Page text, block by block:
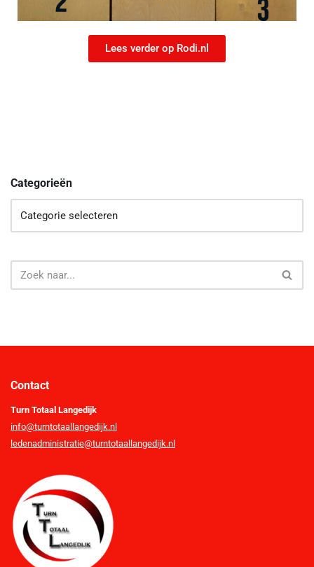
Lees verder op Rodi.nl
Categorieën
Contact
Turn Totaal Langedijk
info@turntotaallangedijk.nl
ledenadministratie@turntotaallangedijk.nl